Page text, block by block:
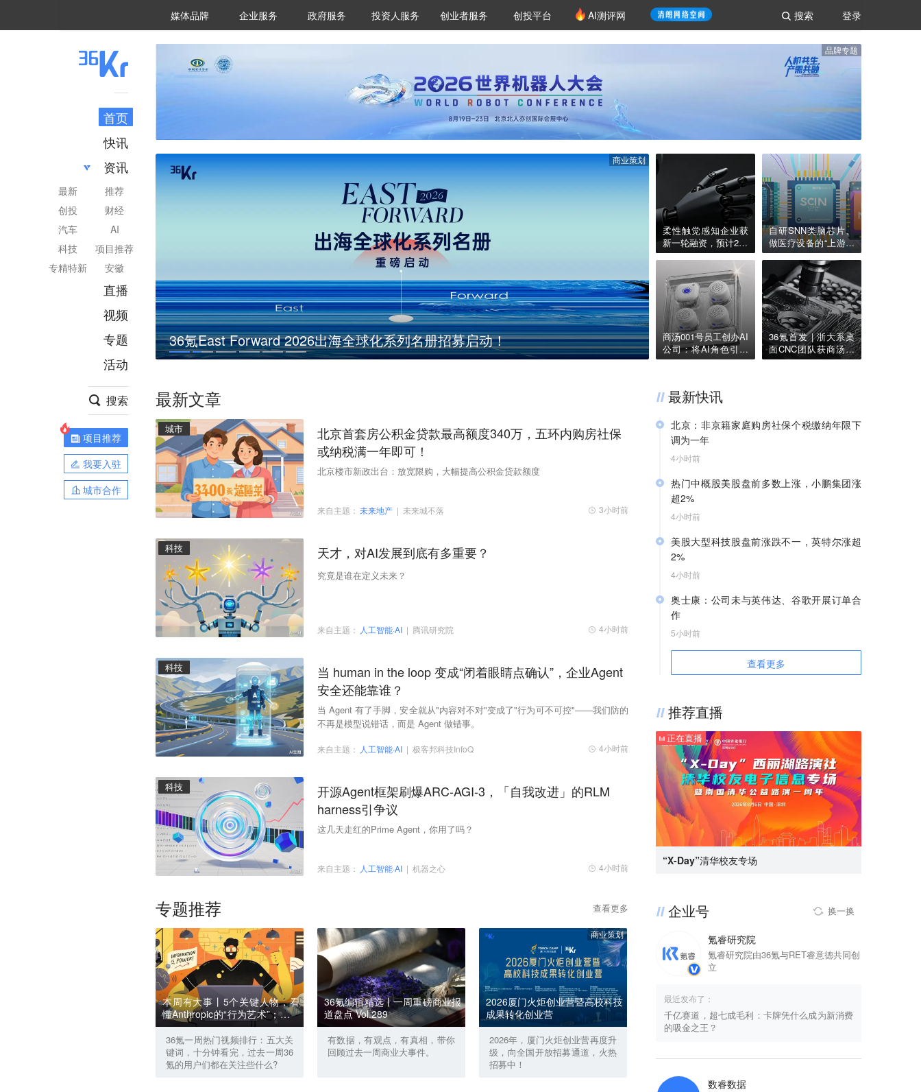
登录
搜索
媒体品牌 36Kr研究院
企业服务 城市之窗
政府服务 VClub投资机构库
投资机构职位推介
投资人服务 创投氪堂
创业者服务 创投平台 AI测评网
首页
快讯
资讯
推荐
财经
AI
项目推荐
安徽
最新
创投
汽车
科技
专精特新
直播
视频
专题
活动
搜索
项目推荐
我要入驻
城市合作
品牌专题
商业策划
36氪East Forward 2026出海全球化系列名册招募启动！ 赵祺握住了豆包的方向盘
柔性触觉感知企业获
新一轮融资，预计202
6年公司营收翻10倍｜
自研SNN类脑芯片、
做医疗设备的“上游大
脑”，「米能科技」获
数千万元融资｜36氪
首发
商汤001号员工创办AI
公司：将AI角色引擎
做成护城河，获种子
36氪首发 | 浙大系桌
面CNC团队获商汤国
香、首形科技等近亿
最新文章
城市
北京首套房公积金贷款最高额度340万，五环内购房社保
或纳税满一年即可！
北京楼市新政出台：放宽限购，大幅提高公积金贷款额度
来自主题： 未来地产 | 未来城不落 3小时前
科技 天才，对AI发展到底有多重要？
究竟是谁在定义未来？
来自主题： 人工智能·AI | 腾讯研究院 4小时前
科技
当 human in the loop 变成“闭着眼睛点确认”，企业Agent
安全还能靠谁？
当 Agent 有了手脚，安全就从"内容对不对"变成了"行为可不可控"——我们防的
不再是模型说错话，而是 Agent 做错事。
来自主题： 人工智能·AI | 极客邦科技InfoQ 4小时前
科技
开源Agent框架刷爆ARC-AGI-3，「自我改进」的RLM
harness引争议
这几天走红的Prime Agent，你用了吗？
来自主题： 人工智能·AI | 机器之心 4小时前
专题推荐 查看更多
本周有大事丨5个关键人物，看
懂Anthropic的“行为艺术”；英伟
达选中宇树，却换掉了宇树的
手；豆包开始学智谱了？
36氪一周热门视频排行：五大关
键词，十分钟看完，过去一周36
氪的用户们都在关注些什么?
36氪编辑精选丨一周重磅商业报
道盘点 Vol.289
有数据，有观点，有真相，带你
回顾过去一周商业大事件。
商业策划
2026厦门火炬创业营暨高校科技
成果转化创业营
2026年，厦门火炬创业营再度升
级，向全国开放招募通道，火热
招募中！
最新快讯
北京：非京籍家庭购房社保个税缴纳年限下
调为一年
4小时前
然资源委员会、北京住房公积金管理中心7日晚
联合印发《关于进一步优化调整本市房地产政策
的通知》，明确非京籍家庭购买五环内商品住房
整后，非京籍家庭在全市范围内购买商品住房的
社保或个税缴纳年限统一为“1年”，购买商品住房
的套数保持不变。即：社保或个税缴纳满1年的
非京籍家庭，在五环内可购买1套商品住房，多
子女家庭可再多购买1套；在五环外，不限购买
套数。《通知》自8日起实施。（央视新闻）
热门中概股美股盘前多数上涨，小鹏集团涨
超2%
4小时前
发稿，小鹏集团涨超2%，富途控股、老虎证
券、蔚来涨超1%，阿里巴巴涨0.59%，理想汽车
涨0.55%，百度涨0.53%；京东跌0.49%，拼多
美股大型科技股盘前涨跌不一，英特尔涨超
2%
4小时前
发稿，英特尔涨超2%，英伟达、特斯拉涨超
1%，亚马逊涨0.96%，谷歌涨0.04%；奈飞跌
0.52%，微软跌0.46%，苹果跌0.04%，Meta跌
0.03%。
奥士康：公司未与英伟达、谷歌开展订单合
作
5小时前
公司股票连续三个交易日内（8月5日至8月7日）
日收盘价涨幅偏离值累计达到20%。近期，市场
情况关注度较高。经公司自查，截至目前，公司
未与英伟达、谷歌开展订单合作，公司与AMD的
业务合作处于产品送样阶段，尚未形成规模化收
入，能否通过客户认证存在不确定性。2025年
度，公司AI服务器相关产品营业收入占公司营业
收入的比例不足1%，AIPC相关产品营业收入占
公司营业收入的比例约7%。公司AI相关业务目
前对公司整体营业收入和利润贡献极小，不会对
公司经营业绩产生重大影响。
查看更多
推荐直播
正在直播
“X-Day”清华校友专场
企业号 换一换
氪睿研究院
氪睿研究院由36氪与RET睿意德共同创
立
最近发布了：
千亿赛道，超七成毛利：卡牌凭什么成为新消费
的吸金之王？
数睿数据